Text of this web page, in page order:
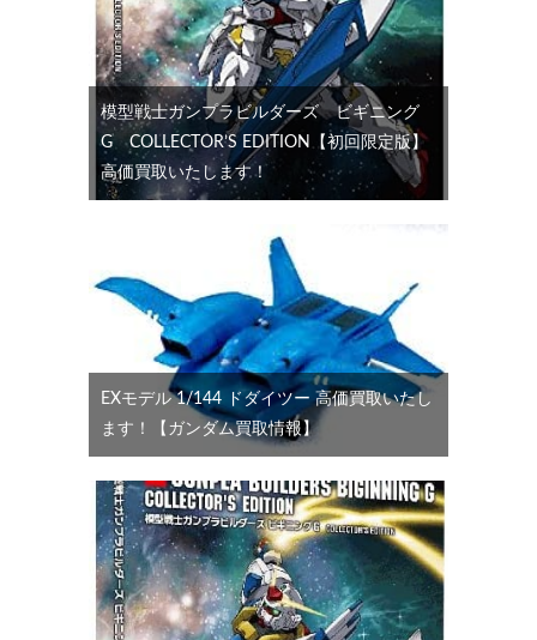
模型戦士ガンプラビルダーズ ビギニング
G COLLECTOR’S EDITION【初回限定版】
高価買取いたします！
EXモデル 1/144 ドダイツー 高価買取いたし
ます！【ガンダム買取情報】